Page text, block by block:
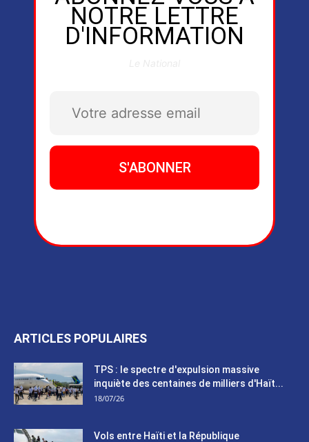
NOTRE LETTRE
D'INFORMATION
ARTICLES POPULAIRES
TPS : le spectre d'expulsion massive
inquiète des centaines de milliers d'Haït...
18/07/26
Vols entre Haïti et la République